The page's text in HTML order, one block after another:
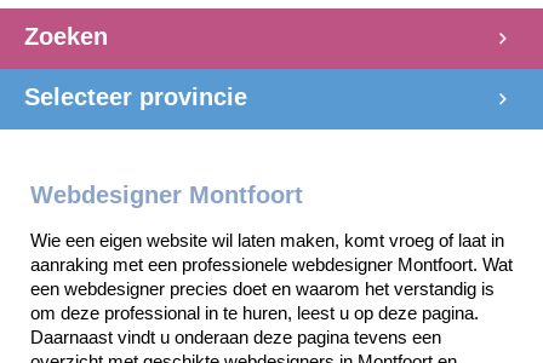
Zoeken
Selecteer provincie
Webdesigner Montfoort
Wie een eigen website wil laten maken, komt vroeg of laat in
aanraking met een professionele webdesigner Montfoort. Wat
een webdesigner precies doet en waarom het verstandig is
om deze professional in te huren, leest u op deze pagina.
Daarnaast vindt u onderaan deze pagina tevens een